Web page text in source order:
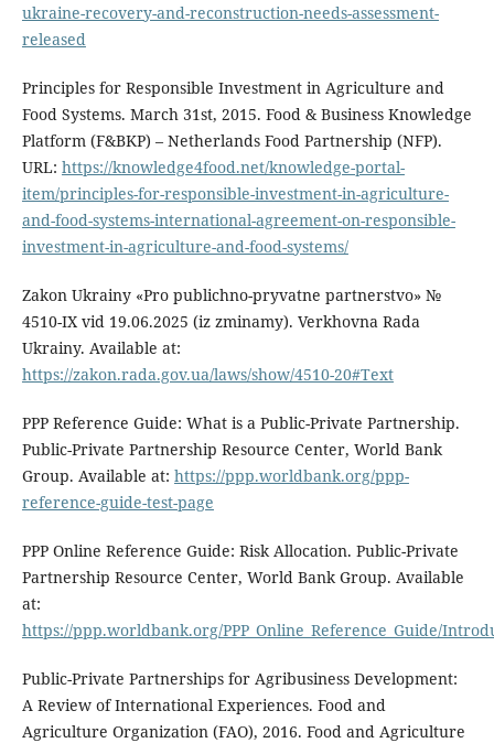
ukraine-recovery-and-reconstruction-needs-assessment-
released
Principles for Responsible Investment in Agriculture and
Food Systems. March 31st, 2015. Food & Business Knowledge
Platform (F&BKP) – Netherlands Food Partnership (NFP).
URL: https://knowledge4food.net/knowledge-portal-
item/principles-for-responsible-investment-in-agriculture-
and-food-systems-international-agreement-on-responsible-
investment-in-agriculture-and-food-systems/
Zakon Ukrainy «Pro publichno-pryvatne partnerstvo» №
4510-IX vid 19.06.2025 (iz zminamy). Verkhovna Rada
Ukrainy. Available at:
https://zakon.rada.gov.ua/laws/show/4510-20#Text
PPP Reference Guide: What is a Public-Private Partnership.
Public-Private Partnership Resource Center, World Bank
Group. Available at: https://ppp.worldbank.org/ppp-
reference-guide-test-page
PPP Online Reference Guide: Risk Allocation. Public-Private
Partnership Resource Center, World Bank Group. Available
at:
https://ppp.worldbank.org/PPP_Online_Reference_Guide/
Public-Private Partnerships for Agribusiness Development:
A Review of International Experiences. Food and
Agriculture Organization (FAO), 2016. Food and Agriculture